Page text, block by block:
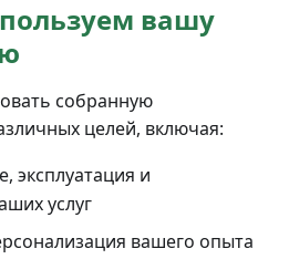
вашу
собранную
целей, включая:
эксплуатация и
услуг
вашего опыта